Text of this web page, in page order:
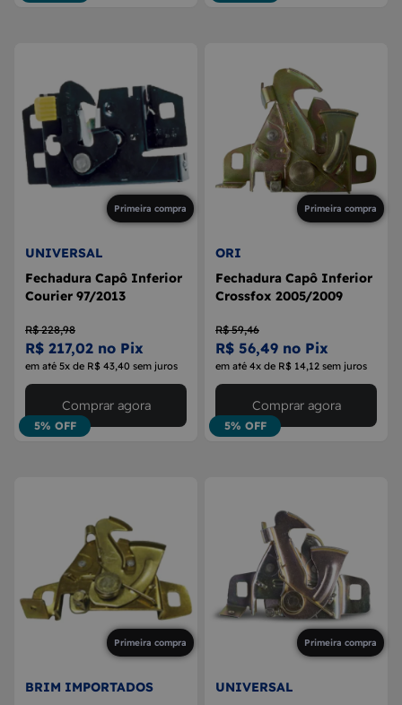
Primeira compra
UNIVERSAL
Fechadura Capô Inferior
Courier 97/2013
R$ 228,98
R$ 217,02 no Pix
em até 5x de R$ 43,40 sem juros
5% OFF
Comprar agora
Primeira compra
ORI
Fechadura Capô Inferior
Crossfox 2005/2009
R$ 59,46
R$ 56,49 no Pix
em até 4x de R$ 14,12 sem juros
5% OFF
Comprar agora
Primeira compra
BRIM IMPORTADOS
Primeira compra
UNIVERSAL